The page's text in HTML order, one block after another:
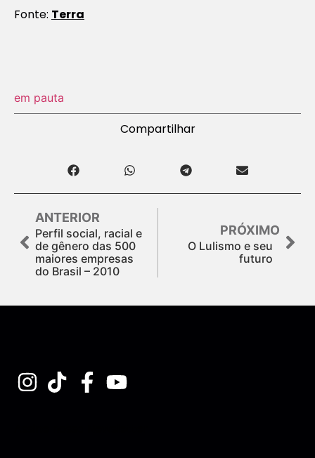
Fonte: Terra
em pauta
Compartilhar
ANTERIOR
Perfil social, racial e
de gênero das 500
maiores empresas
do Brasil – 2010
PRÓXIMO
O Lulismo e seu
futuro